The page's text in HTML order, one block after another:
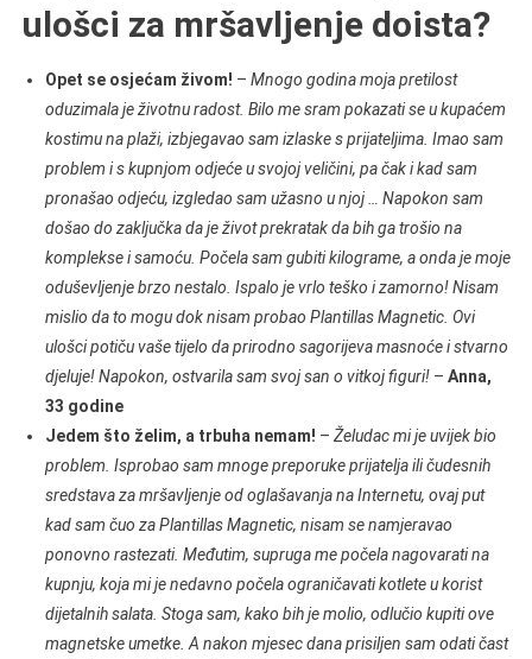
ulošci za mršavljenje doista?
Opet se osjećam živom! – Mnogo godina moja pretilost
oduzimala je životnu radost. Bilo me sram pokazati se u kupaćem
kostimu na plaži, izbjegavao sam izlaske s prijateljima. Imao sam
problem i s kupnjom odjeće u svojoj veličini, pa čak i kad sam
pronašao odjeću, izgledao sam užasno u njoj … Napokon sam
došao do zaključka da je život prekratak da bih ga trošio na
komplekse i samoću. Počela sam gubiti kilograme, a onda je moje
oduševljenje brzo nestalo. Ispalo je vrlo teško i zamorno! Nisam
mislio da to mogu dok nisam probao Plantillas Magnetic. Ovi
ulošci potiču vaše tijelo da prirodno sagorijeva masnoće i stvarno
djeluje! Napokon, ostvarila sam svoj san o vitkoj figuri!– Anna,
33 godine
Jedem što želim, a trbuha nemam! – Želudac mi je uvijek bio
problem. Isprobao sam mnoge preporuke prijatelja ili čudesnih
sredstava za mršavljenje od oglašavanja na Internetu, ovaj put
kad sam čuo za Plantillas Magnetic, nisam se namjeravao
ponovno rastezati. Međutim, supruga me počela nagovarati na
kupnju, koja mi je nedavno počela ograničavati kotlete u korist
dijetalnih salata. Stoga sam, kako bih je molio, odlučio kupiti ove
magnetske umetke. A nakon mjesec dana prisiljen sam odati čast